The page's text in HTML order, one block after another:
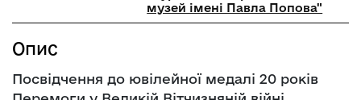
музей імені Павла Попова"
Опис
Посвідчення до ювілейної медалі 20 років